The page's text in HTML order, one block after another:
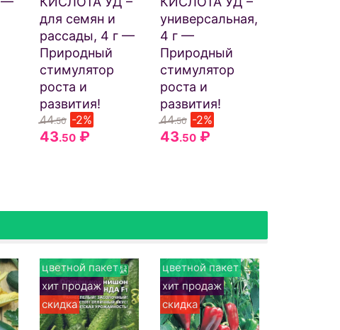
для семян и
рассады, 4 г —
Природный
стимулятор
роста и
развития!
44.50 -2%
43.50₽
универсальная,
4 г —
Природный
стимулятор
роста и
развития!
44.50 -2%
43.50₽
цветной пакет
хит продаж
скидка
цветной пакет
хит продаж
скидка